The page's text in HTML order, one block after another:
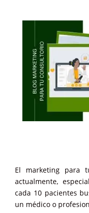
El marketing para
actualmente,
cada 10 pacientes
un médico o